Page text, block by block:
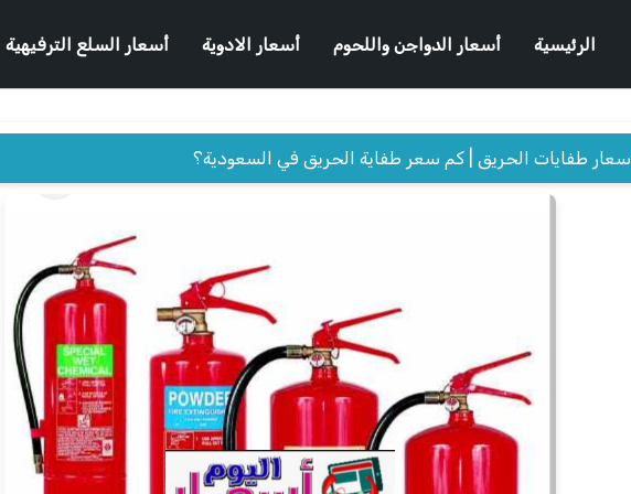
الرئيسية أسعار الدواجن واللحوم أسعار الادوية أسعار السلع الترفيهية
اسعار طفايات الحريق | كم سعر طفاية الحريق في السعودية؟